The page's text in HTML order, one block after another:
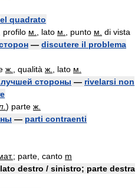
quadrato
, profilo м. , lato м. , punto м. di vista
— discutere il problema
ж. , qualità ж. , lato м.
стороны — rivelarsi non
) parte ж.
— parti contraenti
; parte, canto m
destro / sinistro; parte destra